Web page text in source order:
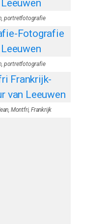
portretfotografie
portretfotografie
Montfri, Frankrijk